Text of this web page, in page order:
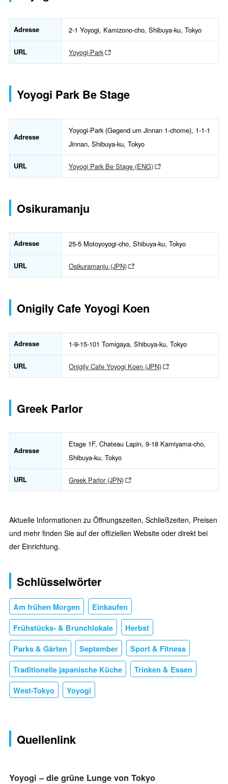
Adresse 2-1 Yoyogi, Kamizono-cho, Shibuya-ku, Tokyo
URL Yoyogi-Park
Yoyogi Park Be Stage
Adresse
Yoyogi-Park (Gegend um Jinnan 1-chome), 1-1-1
Jinnan, Shibuya-ku, Tokyo
URL Yoyogi Park Be Stage (ENG)
Osikuramanju
Adresse 25-5 Motoyoyogi-cho, Shibuya-ku, Tokyo
URL Osikuramanju (JPN)
Onigily Cafe Yoyogi Koen
Adresse 1-9-15-101 Tomigaya, Shibuya-ku, Tokyo
URL Onigily Cafe Yoyogi Koen (JPN)
Greek Parlor
Adresse
Etage 1F, Chateau Lapin, 9-18 Kamiyama-cho,
Shibuya-ku, Tokyo
URL Greek Parlor (JPN)
Aktuelle Informationen zu Öffnungszeiten, Schließzeiten, Preisen
und mehr finden Sie auf der offiziellen Website oder direkt bei
der Einrichtung.
Schlüsselwörter
Am frühen Morgen Einkaufen
Frühstücks- & Brunchlokale Herbst
Parks & Gärten September Sport & Fitness
Traditionelle japanische Küche Trinken & Essen
West-Tokyo Yoyogi
Quellenlink
Yoyogi – die grüne Lunge von Tokyo